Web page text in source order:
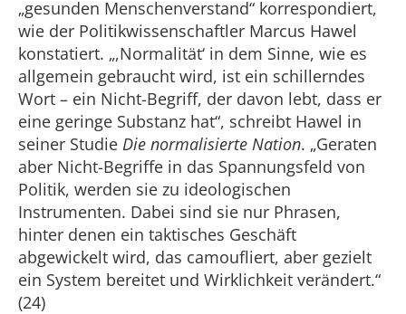
„gesunden Menschenverstand“ korrespondiert,
wie der Politikwissenschaftler Marcus Hawel
konstatiert. „,Normalität‘ in dem Sinne, wie es
allgemein gebraucht wird, ist ein schillerndes
Wort – ein Nicht-Begriff, der davon lebt, dass er
eine geringe Substanz hat“, schreibt Hawel in
seiner Studie Die normalisierte Nation. „Geraten
aber Nicht-Begriffe in das Spannungsfeld von
Politik, werden sie zu ideologischen
Instrumenten. Dabei sind sie nur Phrasen,
hinter denen ein taktisches Geschäft
abgewickelt wird, das camoufliert, aber gezielt
ein System bereitet und Wirklichkeit verändert.“
(24)